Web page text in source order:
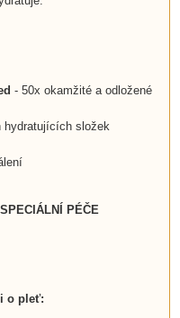
- 50x okamžité a odložené
složek
PÉČE
o pleť: